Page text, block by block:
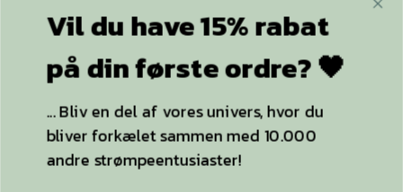
YDERLIGERE INFO
Strømpebukser
Plussize
ACCEPTER ALLE OG LUK
Vil du have 15% rabat
på din første ordre? 🖤
... Bliv en del af vores univers, hvor du
bliver forkælet sammen med 10.000
andre strømpeentusiaster!